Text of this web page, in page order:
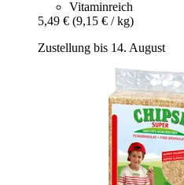
Vitaminreich
5,49 € (9,15 € / kg)
Zustellung bis 14. August